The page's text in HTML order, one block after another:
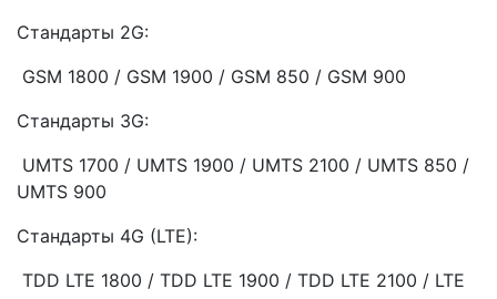
Стандарты 2G:
GSM 1800 / GSM 1900 / GSM 850 / GSM 900
Стандарты 3G:
UMTS 1700 / UMTS 1900 / UMTS 2100 / UMTS 850 /
UMTS 900
Стандарты 4G (LTE):
TDD LTE 1800 / TDD LTE 1900 / TDD LTE 2100 / LTE